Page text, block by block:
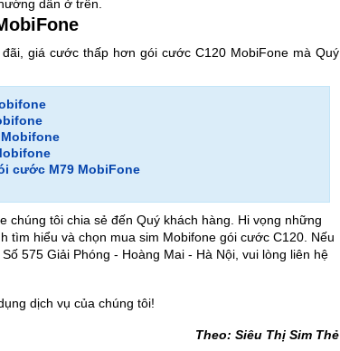
dẫn ở trên.
giá cước thấp hơn gói cước C120 MobiFone mà Quý
cước M79 MobiFone
tôi chia sẻ đến Quý khách hàng. Hi vọng những
tìm hiểu và chọn mua sim Mobifone gói cước C120. Nếu
575 Giải Phóng - Hoàng Mai - Hà Nội, vui lòng liên hệ
dịch vụ của chúng tôi!
Theo: Siêu Thị Sim Thẻ